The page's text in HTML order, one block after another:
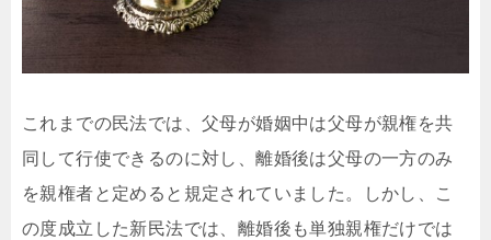
これまでの民法では、父母が婚姻中は父母が親権を共
同して行使できるのに対し、離婚後は父母の一方のみ
を親権者と定めると規定されていました。しかし、こ
の度成立した新民法では、離婚後も単独親権だけでは